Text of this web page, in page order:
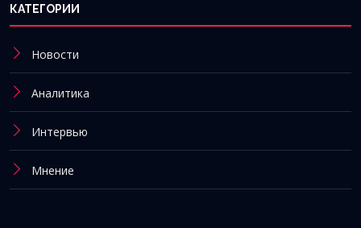
КАТЕГОРИИ
Новости
Аналитика
Интервью
Мнение